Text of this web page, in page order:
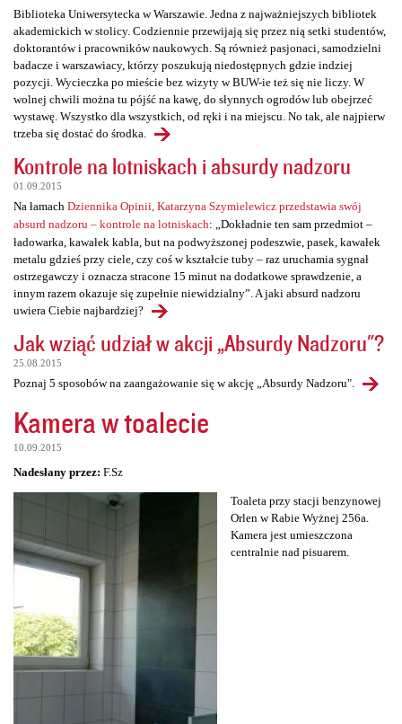
Biblioteka Uniwersytecka w Warszawie. Jedna z najważniejszych bibliotek
akademickich w stolicy. Codziennie przewijają się przez nią setki studentów,
doktorantów i pracowników naukowych. Są również pasjonaci, samodzielni
badacze i warszawiacy, którzy poszukują niedostępnych gdzie indziej
pozycji. Wycieczka po mieście bez wizyty w BUW-ie też się nie liczy. W
wolnej chwili można tu pójść na kawę, do słynnych ogrodów lub obejrzeć
wystawę. Wszystko dla wszystkich, od ręki i na miejscu. No tak, ale najpierw
trzeba się dostać do środka.
Kontrole na lotniskach i absurdy nadzoru
01.09.2015
Na łamach Dziennika Opinii, Katarzyna Szymielewicz przedstawia swój
absurd nadzoru – kontrole na lotniskach: „Dokładnie ten sam przedmiot –
ładowarka, kawałek kabla, but na podwyższonej podeszwie, pasek, kawałek
metalu gdzieś przy ciele, czy coś w kształcie tuby – raz uruchamia sygnał
ostrzegawczy i oznacza stracone 15 minut na dodatkowe sprawdzenie, a
innym razem okazuje się zupełnie niewidzialny”. A jaki absurd nadzoru
uwiera Ciebie najbardziej?
Jak wziąć udział w akcji „Absurdy Nadzoru"?
25.08.2015
Poznaj 5 sposobów na zaangażowanie się w akcję „Absurdy Nadzoru".
Kamera w toalecie
10.09.2015
Nadesłany przez: F.Sz
Toaleta przy stacji benzynowej
Orlen w Rabie Wyżnej 256a.
Kamera jest umieszczona
centralnie nad pisuarem.